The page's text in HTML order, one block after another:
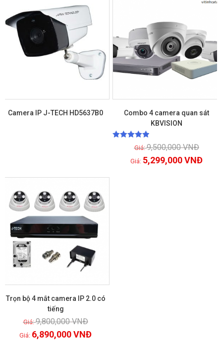
Camera IP J-TECH HD5637B0
Combo 4 camera quan sát
KBVISION
Được xếp
5
9,500,000VNĐ
5,299,000VNĐ
Xem chi tiết
Trọn bộ 4 mắt camera IP 2.0 có
tiếng
9,800,000VNĐ
6,890,000VNĐ